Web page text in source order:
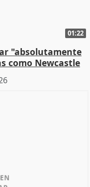
01:22
"absolutamente
como Newcastle